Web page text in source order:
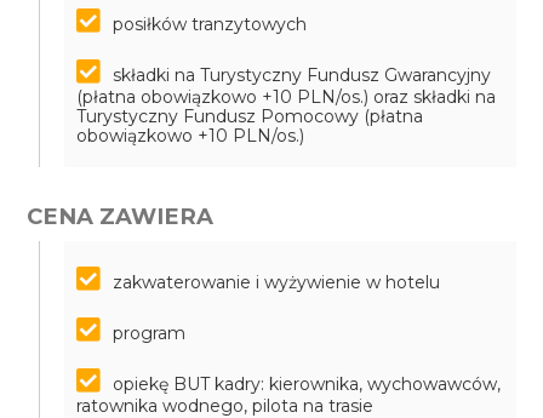
posiłków tranzytowych
składki na Turystyczny Fundusz Gwarancyjny
(płatna obowiązkowo +10 PLN/os.) oraz składki na
Turystyczny Fundusz Pomocowy (płatna
obowiązkowo +10 PLN/os.)
CENA ZAWIERA
zakwaterowanie i wyżywienie w hotelu
program
opiekę BUT kadry: kierownika, wychowawców,
ratownika wodnego, pilota na trasie